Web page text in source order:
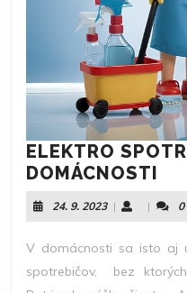
ELEKTRO
DOMÁCNOSTI
V
24. 9. 202324.
9.
| |
V domácnosti sa isto aj
spotrebičov, bez